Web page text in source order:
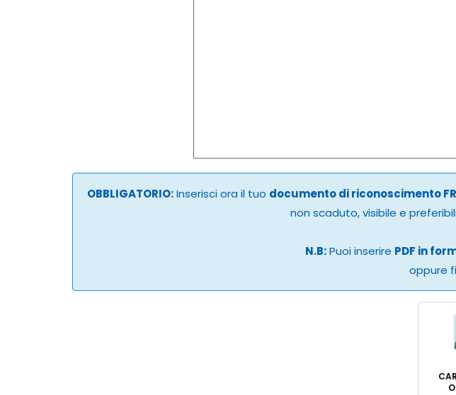
OBBLIGATORIO:Inserisci ora il tuo documento di riconoscimento
non scaduto, visibile e
N.B:Puoi inserire PDF in
oppure